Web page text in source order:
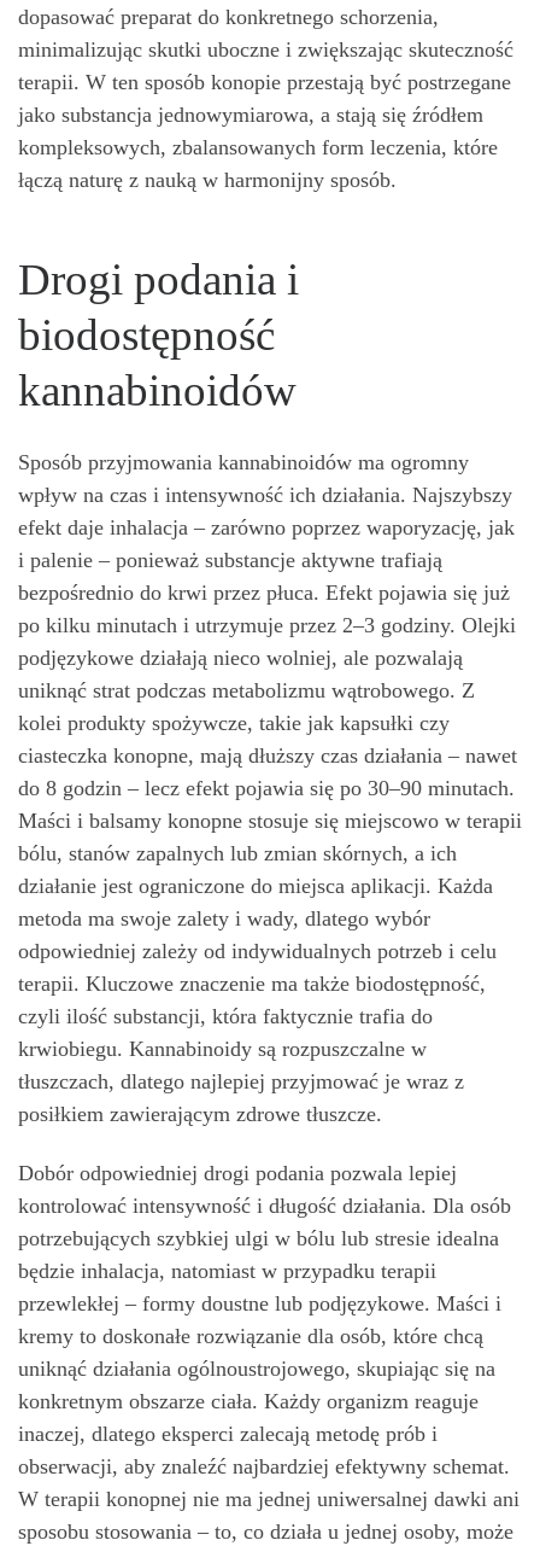
dopasować preparat do konkretnego schorzenia,
minimalizując skutki uboczne i zwiększając skuteczność
terapii. W ten sposób konopie przestają być postrzegane
jako substancja jednowymiarowa, a stają się źródłem
kompleksowych, zbalansowanych form leczenia, które
łączą naturę z nauką w harmonijny sposób.
Drogi podania i
biodostępność
kannabinoidów
Sposób przyjmowania kannabinoidów ma ogromny
wpływ na czas i intensywność ich działania. Najszybszy
efekt daje inhalacja – zarówno poprzez waporyzację, jak
i palenie – ponieważ substancje aktywne trafiają
bezpośrednio do krwi przez płuca. Efekt pojawia się już
po kilku minutach i utrzymuje przez 2–3 godziny. Olejki
podjęzykowe działają nieco wolniej, ale pozwalają
uniknąć strat podczas metabolizmu wątrobowego. Z
kolei produkty spożywcze, takie jak kapsułki czy
ciasteczka konopne, mają dłuższy czas działania – nawet
do 8 godzin – lecz efekt pojawia się po 30–90 minutach.
Maści i balsamy konopne stosuje się miejscowo w terapii
bólu, stanów zapalnych lub zmian skórnych, a ich
działanie jest ograniczone do miejsca aplikacji. Każda
metoda ma swoje zalety i wady, dlatego wybór
odpowiedniej zależy od indywidualnych potrzeb i celu
terapii. Kluczowe znaczenie ma także biodostępność,
czyli ilość substancji, która faktycznie trafia do
krwiobiegu. Kannabinoidy są rozpuszczalne w
tłuszczach, dlatego najlepiej przyjmować je wraz z
posiłkiem zawierającym zdrowe tłuszcze.
Dobór odpowiedniej drogi podania pozwala lepiej
kontrolować intensywność i długość działania. Dla osób
potrzebujących szybkiej ulgi w bólu lub stresie idealna
będzie inhalacja, natomiast w przypadku terapii
przewlekłej – formy doustne lub podjęzykowe. Maści i
kremy to doskonałe rozwiązanie dla osób, które chcą
uniknąć działania ogólnoustrojowego, skupiając się na
konkretnym obszarze ciała. Każdy organizm reaguje
inaczej, dlatego eksperci zalecają metodę prób i
obserwacji, aby znaleźć najbardziej efektywny schemat.
W terapii konopnej nie ma jednej uniwersalnej dawki ani
sposobu stosowania – to, co działa u jednej osoby, może